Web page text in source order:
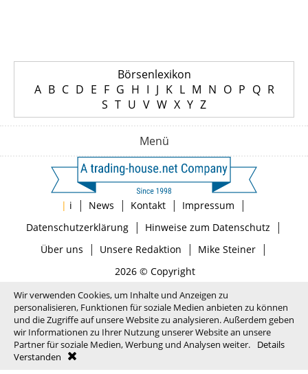
Börsenlexikon
A B C D E F G H I J K L M N O P Q R
S T U V W X Y Z
Menü
| i | News | Kontakt | Impressum |
Datenschutzerklärung| Hinweise zum Datenschutz |
Über uns | Unsere Redaktion | Mike Steiner|
2026 © Copyright
Wir verwenden Cookies, um Inhalte und Anzeigen zu
personalisieren, Funktionen für soziale Medien anbieten zu können
und die Zugriffe auf unsere Website zu analysieren. Außerdem geben
wir Informationen zu Ihrer Nutzung unserer Website an unsere
Partner für soziale Medien, Werbung und Analysen weiter.
Details
Verstanden